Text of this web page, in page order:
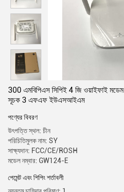
300 এমবিপিএস সিপিই 4 জি ওয়াইফাই মডেম
সূচক 3 এফএফ ইউএসআইএম
পণ্যের বিবরণ
উৎপত্তি স্থল: চীন
পরিচিতিমুলক নাম: SY
সাক্ষ্যদান: FCC/CE/ROSH
মডেল নম্বার: GW124-E
পেমেন্ট এবং শিপিং শর্তাবলী